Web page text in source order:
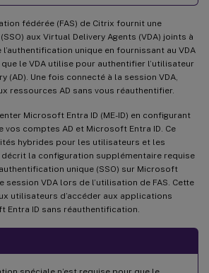
fédérée (FAS) de Citrix fournit une
aux Virtual Delivery Agents (VDA) joints à
l’authentification unique en fournissant au VDA
le VDA utilise pour authentifier l’utilisateur
(AD). Une fois connecté à la session VDA,
ressources AD sans vous réauthentifier.
Microsoft Entra ID (ME-ID) en configurant
vos comptes AD et Microsoft Entra ID. Ce
hybrides pour les utilisateurs et les
la configuration supplémentaire requise
unique (SSO) sur Microsoft
session VDA lors de l’utilisation de FAS. Cette
utilisateurs d’accéder aux applications
Entra ID sans réauthentification.